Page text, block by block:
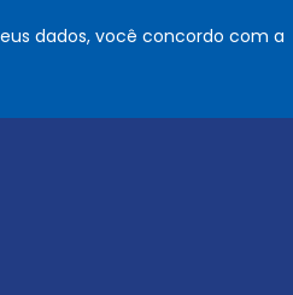
i
dados, você concordo com a